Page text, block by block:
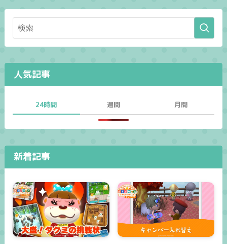
人気記事
24時間 週間 月間
新着記事